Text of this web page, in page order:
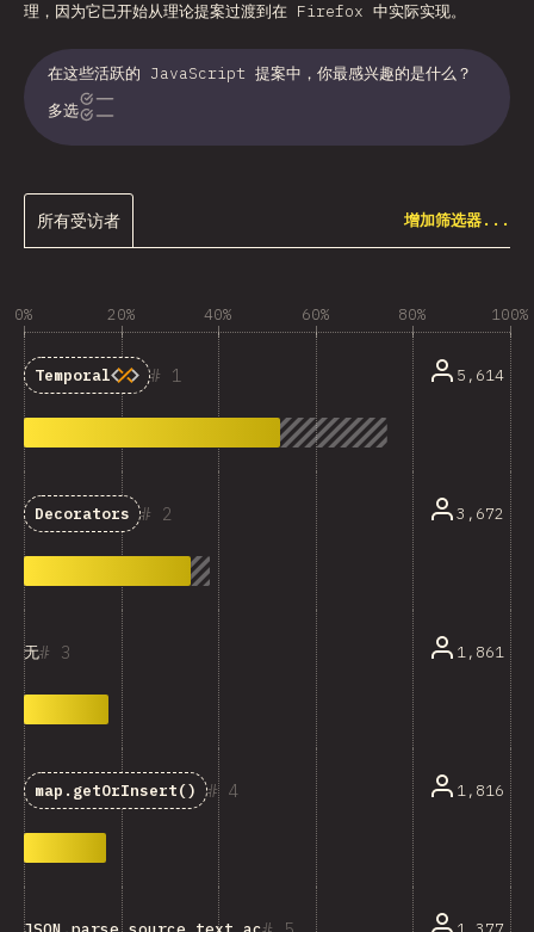
理，因为它已开始从理论提案过渡到在 Firefox 中实际实现。
在这些活跃的 JavaScript 提案中，你最感兴趣的是什么？
多选
所有受访者 增加筛选器...
0% 20% 40% 60% 80% 100%
1
Temporal 5,614
2
Decorators 3,672
3
无 1,861
4
map.getOrInsert() 1,816